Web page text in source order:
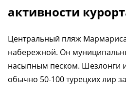
активности
Центральный пляж Мармариса
набережной. Он
насыпным песком. Шезлонги
обычно 50-100 турецких лир